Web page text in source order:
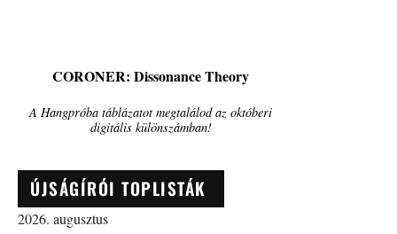
CORONER: Dissonance Theory
A Hangpróba táblázatot megtalálod az októberi
digitális különszámban!
ÚJSÁGÍRÓI TOPLISTÁK
2026. augusztus